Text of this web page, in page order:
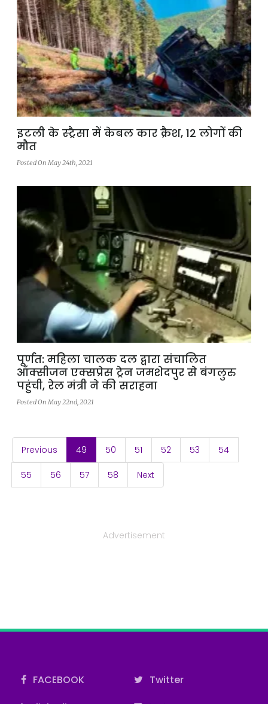
इटली के स्ट्रैसा में केबल कार क्रैश, 12 लोगों की
मौत
Posted On May 24th, 2021
पूर्णत: महिला चालक दल द्वारा संचालित
ऑक्सीजन एक्सप्रेस ट्रेन जमशेदपुर से बंगलुरु
पहुंची, रेल मंत्री ने की सराहना
Posted On May 22nd, 2021
Previous 49 (current)
50 51 52 53 54
55 56 57 58 Next
Advertisement
FACEBOOK
Twitter